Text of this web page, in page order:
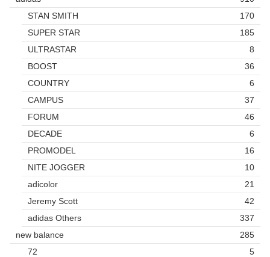
STAN SMITH
170
SUPER STAR
185
ULTRASTAR
8
BOOST
36
COUNTRY
6
CAMPUS
37
FORUM
46
DECADE
6
PROMODEL
16
NITE JOGGER
10
adicolor
21
Jeremy Scott
42
adidas Others
337
new balance
285
72
5